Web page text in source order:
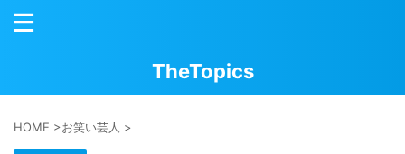
TheTopics
HOME >お笑い芸人 >